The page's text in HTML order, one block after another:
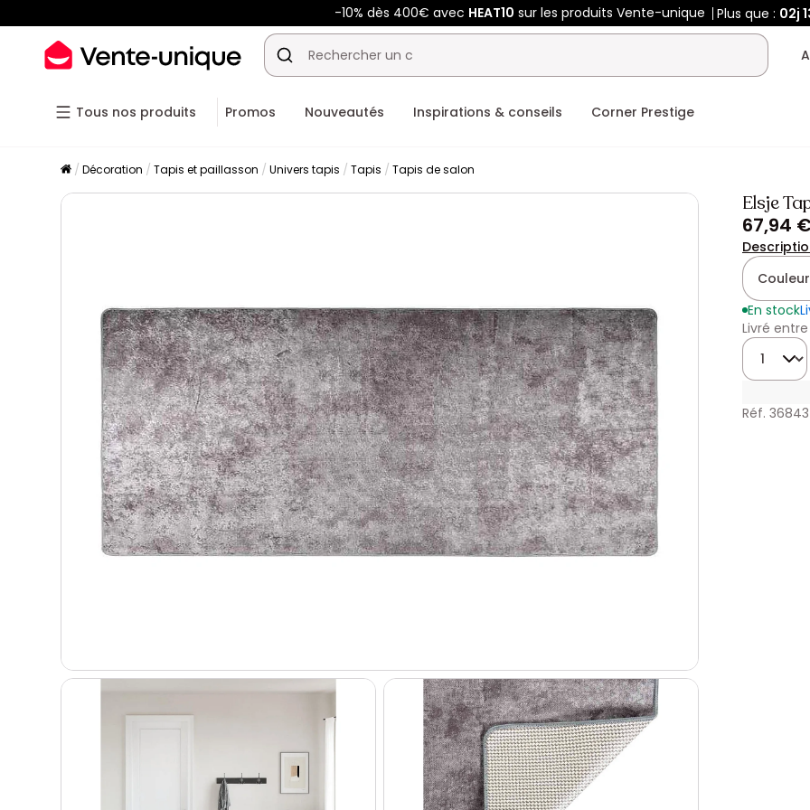
-10% dès 400€ avec HEAT10 sur les produits Vente-unique Plus que : 02j
Tous nos produits Promos Nouveautés Inspirations & conseils Corner Prestige
Décoration Tapis et paillasson Univers tapis Tapis Tapis de salon
Elsje
67,94
En stock
Livré
Quantité
Réf.